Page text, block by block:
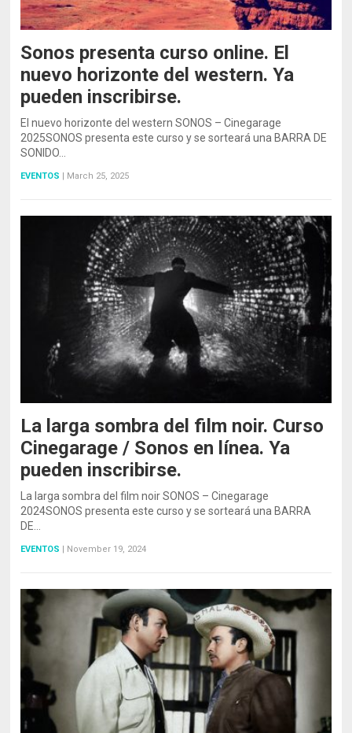
Sonos presenta curso online. El
nuevo horizonte del western. Ya
pueden inscribirse.
El nuevo horizonte del western SONOS – Cinegarage
2025SONOS presenta este curso y se sorteará una BARRA DE
SONIDO…
EVENTOS March 25, 2025
La larga sombra del film noir. Curso
Cinegarage / Sonos en línea. Ya
pueden inscribirse.
La larga sombra del film noir SONOS – Cinegarage
2024SONOS presenta este curso y se sorteará una BARRA
DE…
EVENTOS | November 19, 2024